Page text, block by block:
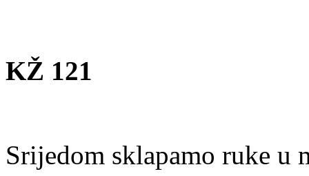
KŽ 121
Srijedom sklapamo ruke u